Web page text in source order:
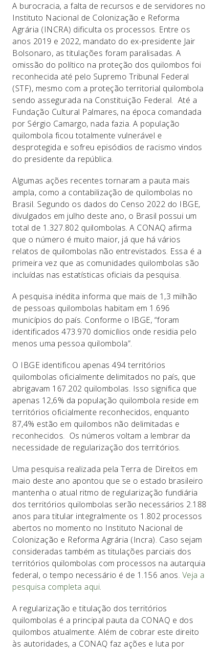
A burocracia, a falta de recursos e de servidores no
Instituto Nacional de Colonização e Reforma
Agrária (INCRA) dificulta os processos. Entre os
anos 2019 e 2022, mandato do ex-presidente Jair
Bolsonaro, as titulações foram paralisadas. A
omissão do político na proteção dos quilombos foi
reconhecida até pelo Supremo Tribunal Federal
(STF), mesmo com a proteção territorial quilombola
sendo assegurada na Constituição Federal. Até a
Fundação Cultural Palmares, na época comandada
por Sérgio Camargo, nada fazia. A população
quilombola ficou totalmente vulnerável e
desprotegida e sofreu episódios de racismo vindos
do presidente da república.
Algumas ações recentes tornaram a pauta mais
ampla, como a contabilização de quilombolas no
Brasil. Segundo os dados do Censo 2022 do IBGE,
divulgados em julho deste ano, o Brasil possui um
total de 1.327.802 quilombolas. A CONAQ afirma
que o número é muito maior, já que há vários
relatos de quilombolas não entrevistados. Essa é a
primeira vez que as comunidades quilombolas são
incluídas nas estatísticas oficiais da pesquisa.
A pesquisa inédita informa que mais de 1,3 milhão
de pessoas quilombolas habitam em 1.696
municípios do país. Conforme o IBGE, “foram
identificados 473.970 domicílios onde residia pelo
menos uma pessoa quilombola”.
O IBGE identificou apenas 494 territórios
quilombolas oficialmente delimitados no país, que
abrigavam 167.202 quilombolas. Isso significa que
apenas 12,6% da população quilombola reside em
territórios oficialmente reconhecidos, enquanto
87,4% estão em quilombos não delimitadas e
reconhecidos. Os números voltam a lembrar da
necessidade de regularização dos territórios.
Uma pesquisa realizada pela Terra de Direitos em
maio deste ano apontou que se o estado brasileiro
mantenha o atual ritmo de regularização fundiária
dos territórios quilombolas serão necessários 2.188
anos para titular integralmente os 1.802 processos
abertos no momento no Instituto Nacional de
Colonização e Reforma Agrária (Incra). Caso sejam
consideradas também as titulações parciais dos
territórios quilombolas com processos na autarquia
federal, o tempo necessário é de 1.156 anos. Veja a
pesquisa completa aqui.
A regularização e titulação dos territórios
quilombolas é a principal pauta da CONAQ e dos
quilombos atualmente. Além de cobrar este direito
às autoridades, a CONAQ faz ações e luta por